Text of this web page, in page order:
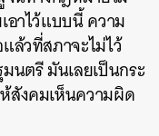
าไว้แบบนี้ ความ
ล้วที่สภาจะไม่ไว้
นตรี มันเลยเป็นกระ
สังคมเห็นความผิด